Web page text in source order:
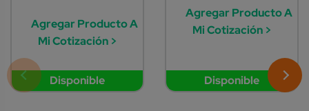
Disponible
Agregar Producto A
Mi Cotización >
Disponible
Agregar Producto A
Mi Cotización >